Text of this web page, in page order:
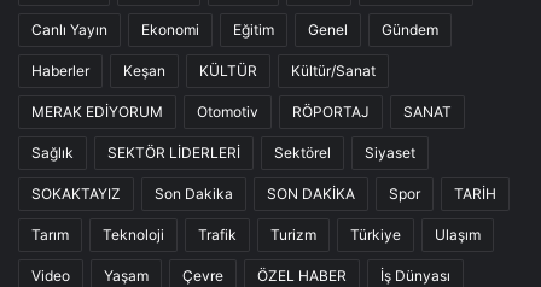
Canlı Yayın Ekonomi Eğitim Genel Gündem
Haberler Keşan KÜLTÜR Kültür/Sanat
MERAK EDİYORUM Otomotiv RÖPORTAJ SANAT
Sağlık SEKTÖR LİDERLERİ Sektörel Siyaset
SOKAKTAYIZ Son Dakika SON DAKİKA Spor TARİH
Tarım Teknoloji Trafik Turizm Türkiye Ulaşım
Video Yaşam Çevre ÖZEL HABER İş Dünyası